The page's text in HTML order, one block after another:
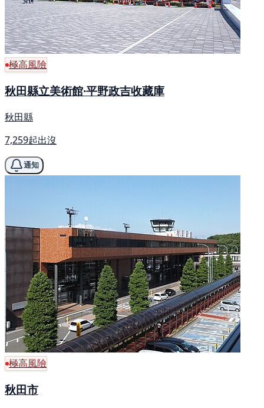
極高風險
秋田縣立美術館·平野政吉收藏庫
秋田縣
7,259起出沒
通知
極高風險
秋田市